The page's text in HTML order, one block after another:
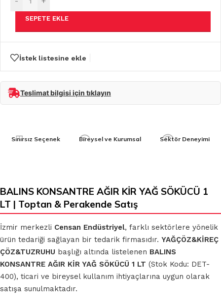
SEPETE EKLE
İstek listesine ekle
Teslimat bilgisi için tıklayın
Sınırsız Seçenek Bireysel ve Kurumsal Sektör Deneyimi
BALINS KONSANTRE AĞIR KİR YAĞ SÖKÜCÜ 1
LT | Toptan & Perakende Satış
İzmir merkezli Censan Endüstriyel, farklı sektörlere yönelik
ürün tedariği sağlayan bir tedarik firmasıdır. YAĞÇÖZ&KİREÇ
ÇÖZ&TUZRUHU başlığı altında listelenen BALINS
KONSANTRE AĞIR KİR YAĞ SÖKÜCÜ 1 LT (Stok Kodu: DET-
400), ticari ve bireysel kullanım ihtiyaçlarına uygun olarak
satışa sunulmaktadır.